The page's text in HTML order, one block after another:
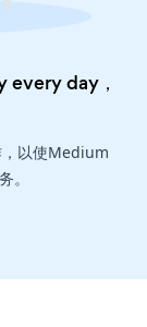
every day，
，以使Medium
。